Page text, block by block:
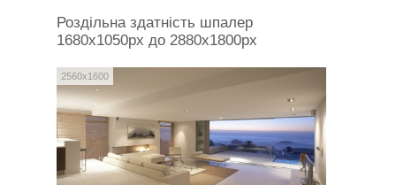
Роздільна здатність шпалер
1680x1050px до 2880x1800px
2560x1600